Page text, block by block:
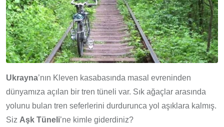
Ukrayna’nın Kleven kasabasında masal evreninden
dünyamıza açılan bir tren tüneli var. Sık ağaçlar arasında
yolunu bulan tren seferlerini durdurunca yol aşıklara kalmış.
Siz Aşk Tüneli’ne kimle giderdiniz?